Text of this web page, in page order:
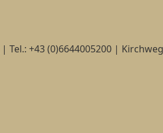
| Tel.: +43 (0)6644005200 |